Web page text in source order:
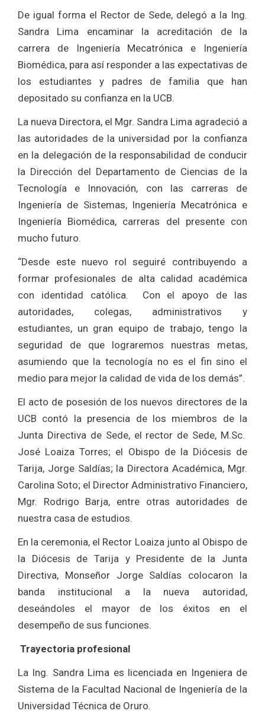
De igual forma el Rector de Sede, delegó a la Ing.
Sandra Lima encaminar la acreditación de la
carrera de Ingeniería Mecatrónica e Ingeniería
Biomédica, para así responder a las expectativas de
los estudiantes y padres de familia que han
depositado su confianza en la UCB.
La nueva Directora, el Mgr. Sandra Lima agradeció a
las autoridades de la universidad por la confianza
en la delegación de la responsabilidad de conducir
la Dirección del Departamento de Ciencias de la
Tecnología e Innovación, con las carreras de
Ingeniería de Sistemas, Ingeniería Mecatrónica e
Ingeniería Biomédica, carreras del presente con
mucho futuro.
“Desde este nuevo rol seguiré contribuyendo a
formar profesionales de alta calidad académica
con identidad católica. Con el apoyo de las
autoridades, colegas, administrativos y
estudiantes, un gran equipo de trabajo, tengo la
seguridad de que lograremos nuestras metas,
asumiendo que la tecnología no es el fin sino el
medio para mejor la calidad de vida de los demás”.
El acto de posesión de los nuevos directores de la
UCB contó la presencia de los miembros de la
Junta Directiva de Sede, el rector de Sede, M.Sc.
José Loaiza Torres; el Obispo de la Diócesis de
Tarija, Jorge Saldías; la Directora Académica, Mgr.
Carolina Soto; el Director Administrativo Financiero,
Mgr. Rodrigo Barja, entre otras autoridades de
nuestra casa de estudios.
En la ceremonia, el Rector Loaiza junto al Obispo de
la Diócesis de Tarija y Presidente de la Junta
Directiva, Monseñor Jorge Saldías colocaron la
banda institucional a la nueva autoridad,
deseándoles el mayor de los éxitos en el
desempeño de sus funciones.
Trayectoria profesional
La Ing. Sandra Lima es licenciada en Ingeniera de
Sistema de la Facultad Nacional de Ingeniería de la
Universidad Técnica de Oruro.